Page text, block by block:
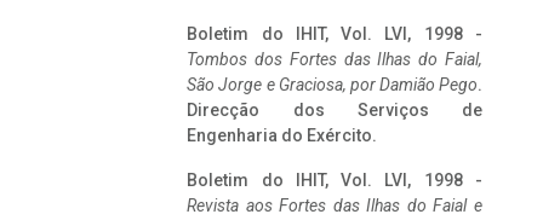
Boletim do IHIT, Vol. LVI, 1998 -
Tombos dos Fortes das Ilhas do Faial,
São Jorge e Graciosa, por Damião Pego.
Direcção dos Serviços de
Engenharia do Exército.
Boletim do IHIT, Vol. LVI, 1998 -
Revista aos Fortes das Ilhas do Faial e